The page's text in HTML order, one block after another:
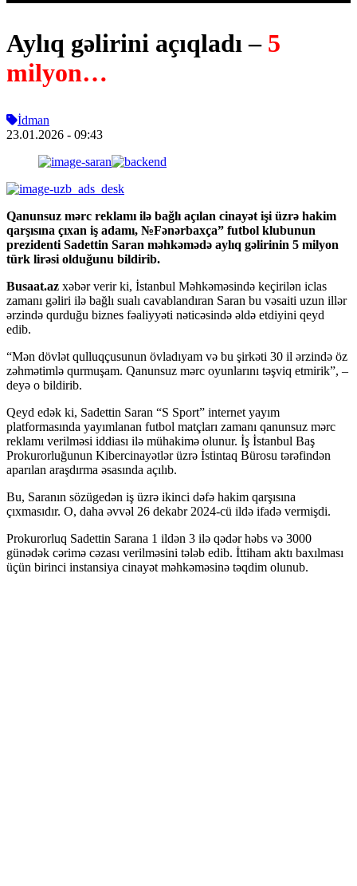
Aylıq gəlirini açıqladı –5
milyon…
İdman
23.01.2026 - 09:43
Qanunsuz mərc reklamı ilə bağlı açılan cinayət işi üzrə hakim
qarşısına çıxan iş adamı, №Fənərbaxça” futbol klubunun
prezidenti Sadettin Saran məhkəmədə aylıq gəlirinin 5 milyon
türk lirəsi olduğunu bildirib.
Busaat.az xəbər verir ki, İstanbul Məhkəməsində keçirilən iclas
zamanı gəliri ilə bağlı sualı cavablandıran Saran bu vəsaiti uzun illər
ərzində qurduğu biznes fəaliyyəti nəticəsində əldə etdiyini qeyd
edib.
“Mən dövlət qulluqçusunun övladıyam və bu şirkəti 30 il ərzində öz
zəhmətimlə qurmuşam. Qanunsuz mərc oyunlarını təşviq etmirik”, –
deyə o bildirib.
Qeyd edək ki, Sadettin Saran “S Sport” internet yayım
platformasında yayımlanan futbol matçları zamanı qanunsuz mərc
reklamı verilməsi iddiası ilə mühakimə olunur. İş İstanbul Baş
Prokurorluğunun Kibercinayətlər üzrə İstintaq Bürosu tərəfindən
aparılan araşdırma əsasında açılıb.
Bu, Saranın sözügedən iş üzrə ikinci dəfə hakim qarşısına
çıxmasıdır. O, daha əvvəl 26 dekabr 2024-cü ildə ifadə vermişdi.
Prokurorluq Sadettin Sarana 1 ildən 3 ilə qədər həbs və 3000
günədək cərimə cəzası verilməsini tələb edib. İttiham aktı baxılması
üçün birinci instansiya cinayət məhkəməsinə təqdim olunub.